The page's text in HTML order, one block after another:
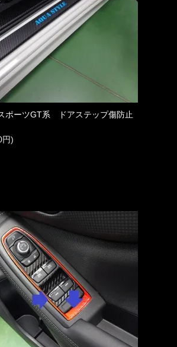
ポーツGT系 ドアステップ傷防止
円)